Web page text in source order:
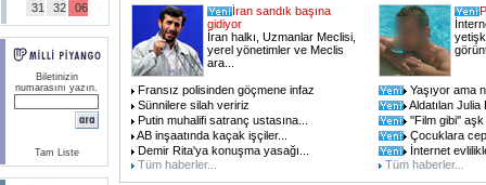
İran sandık başına
gidiyor
İran halkı, Uzmanlar Meclisi,
yerel yönetimler ve Meclis
ara...
Fransız polisinden göçmene infaz
Sünnilere silah veririz
Putin muhalifi satranç ustasına...
AB inşaatında kaçak işçiler...
Demir Rita'ya konuşma yasağı...
Tüm haberler...
Yaşıyor ama
Aldatılan Julia
''Film gibi''
Çocuklara cep
İnternet
Tüm haberler...
31
32 06
Biletinizin
numarasını yazın.
Tam Liste